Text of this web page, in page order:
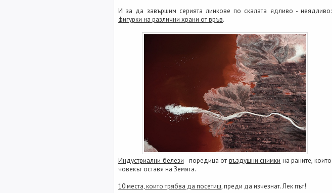
И за да завършим серията линкове по скалата ядливо - неядливо:
фигурки на различни храни от връв.
Индустриални белези - поредица от въздушни снимки на раните, които
човекът оставя на Земята.
10 места, които трябва да посетиш, преди да изчезнат. Лек път!